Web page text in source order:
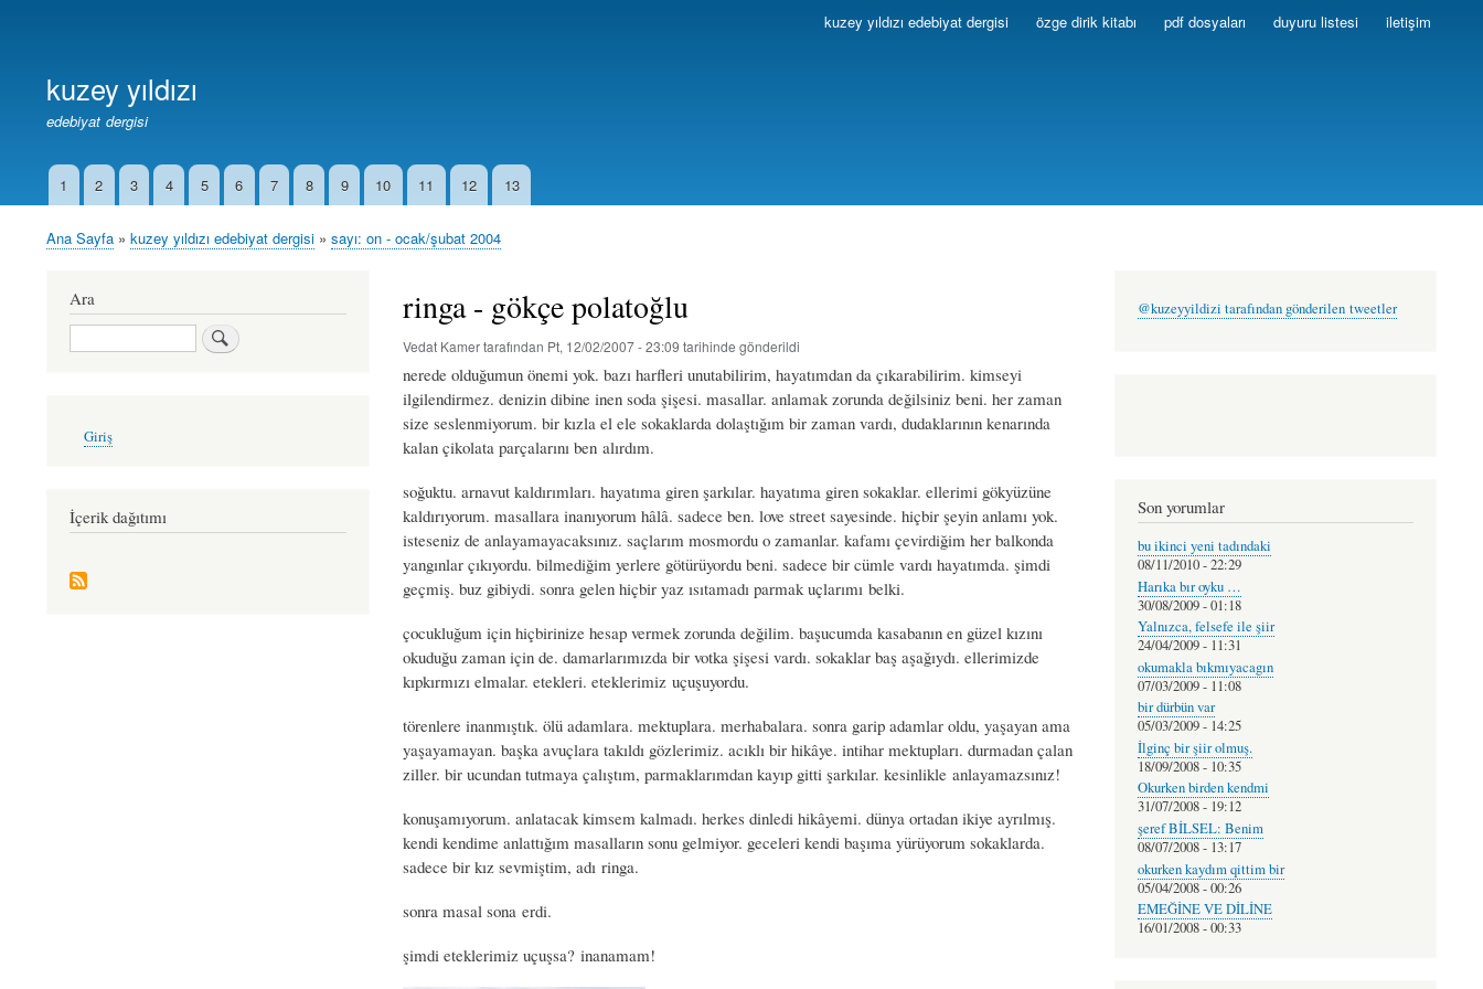
kuzey yıldızı edebiyat dergisi özge dirik kitabı pdf dosyaları duyuru listesi iletişim
kuzey yıldızı
edebiyat dergisi
İkincil1 2 3 4 5 6 7 8 9 10 11 12 13
Sayfa
Ana Sayfa kuzey yıldızı edebiyat dergisi sayı: on - ocak/şubat 2004
ringa - gökçe polatoğlu
Vedat Kamertarafından Pt, 12/02/2007 - 23:09 tarihinde gönderildi
nerede olduğumun önemi yok. bazı harfleri unutabilirim, hayatımdan da çıkarabilirim. kimseyi
ilgilendirmez. denizin dibine inen soda şişesi. masallar. anlamak zorunda değilsiniz beni. her zaman
size seslenmiyorum. bir kızla el ele sokaklarda dolaştığım bir zaman vardı, dudaklarının kenarında
kalan çikolata parçalarını ben alırdım.
soğuktu. arnavut kaldırımları. hayatıma giren şarkılar. hayatıma giren sokaklar. ellerimi gökyüzüne
kaldırıyorum. masallara inanıyorum hâlâ. sadece ben. love street sayesinde. hiçbir şeyin anlamı yok.
isteseniz de anlayamayacaksınız. saçlarım mosmordu o zamanlar. kafamı çevirdiğim her balkonda
yangınlar çıkıyordu. bilmediğim yerlere götürüyordu beni. sadece bir cümle vardı hayatımda. şimdi
geçmiş. buz gibiydi. sonra gelen hiçbir yaz ısıtamadı parmak uçlarımı belki.
çocukluğum için hiçbirinize hesap vermek zorunda değilim. başucumda kasabanın en güzel kızını
okuduğu zaman için de. damarlarımızda bir votka şişesi vardı. sokaklar baş aşağıydı. ellerimizde
kıpkırmızı elmalar. etekleri. eteklerimiz uçuşuyordu.
törenlere inanmıştık. ölü adamlara. mektuplara. merhabalara. sonra garip adamlar oldu, yaşayan ama
yaşayamayan. başka avuçlara takıldı gözlerimiz. acıklı bir hikâye. intihar mektupları. durmadan çalan
ziller. bir ucundan tutmaya çalıştım, parmaklarımdan kayıp gitti şarkılar. kesinlikle anlayamazsınız!
konuşamıyorum. anlatacak kimsem kalmadı. herkes dinledi hikâyemi. dünya ortadan ikiye ayrılmış.
kendi kendime anlattığım masalların sonu gelmiyor. geceleri kendi başıma yürüyorum sokaklarda.
sadece bir kız sevmiştim, adı ringa.
sonra masal sona erdi.
şimdi eteklerimiz uçuşsa? inanamam!
Ara
Ara
account
Giriş
İçerik dağıtımı
@kuzeyyildizi tarafından gönderilen tweetler
Son yorumlar
bu ikinci yeni tadındaki
08/11/2010 - 22:29
Harıka bır oyku …
30/08/2009 - 01:18
Yalnızca, felsefe ile şiir
24/04/2009 - 11:31
okumakla bıkmıyacagın
07/03/2009 - 11:08
bir dürbün var
05/03/2009 - 14:25
İlginç bir şiir olmuş.
18/09/2008 - 10:35
Okurken birden kendmi
31/07/2008 - 19:12
şeref BİLSEL: Benim
08/07/2008 - 13:17
okurken kaydım qittim bir
05/04/2008 - 00:26
EMEĞİNE VE DİLİNE
16/01/2008 - 00:33